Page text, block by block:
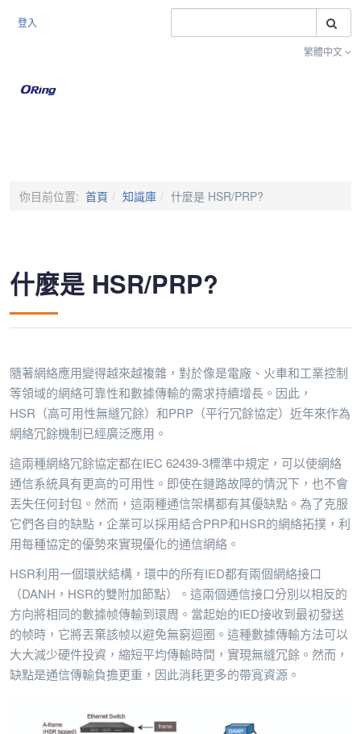
登入
繁體中文
你目前位置: 首頁 知識庫 什麼是 HSR/PRP?
什麼是 HSR/PRP?
隨著網絡應用變得越來越複雜，對於像是電廠、火車和工業控制
等領域的網絡可靠性和數據傳輸的需求持續增長。因此，
HSR（高可用性無縫冗餘）和PRP（平行冗餘協定）近年來作為
網絡冗餘機制已經廣泛應用。
這兩種網絡冗餘協定都在IEC 62439-3標準中規定，可以使網絡
通信系統具有更高的可用性。即使在鏈路故障的情況下，也不會
丟失任何封包。然而，這兩種通信架構都有其優缺點。為了克服
它們各自的缺點，企業可以採用結合PRP和HSR的網絡拓撲，利
用每種協定的優勢來實現優化的通信網絡。
HSR利用一個環狀結構，環中的所有IED都有兩個網絡接口
（DANH，HSR的雙附加節點）。這兩個通信接口分別以相反的
方向將相同的數據帧傳輸到環周。當起始的IED接收到最初發送
的帧時，它將丟棄該帧以避免無窮迴圈。這種數據傳輸方法可以
大大減少硬件投資，縮短平均傳輸時間，實現無縫冗餘。然而，
缺點是通信傳輸負擔更重，因此消耗更多的帶寬資源。